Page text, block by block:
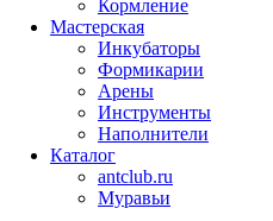
Кормление
Мастерская
Инкубаторы
Формикарии
Арены
Инструменты
Наполнители
Каталог
antclub.ru
Муравьи